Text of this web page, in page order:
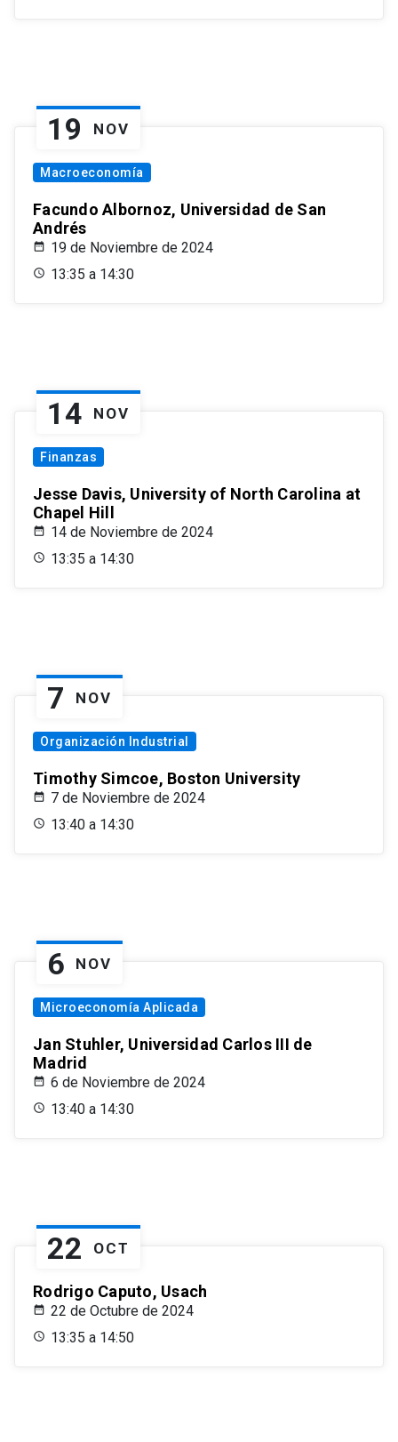
19 NOV
Macroeconomía
Facundo Albornoz, Universidad de San
Andrés
19 de Noviembre de 2024
13:35 a 14:30
14 NOV
Finanzas
Jesse Davis, University of North Carolina at
Chapel Hill
14 de Noviembre de 2024
13:35 a 14:30
7 NOV
Organización Industrial
Timothy Simcoe, Boston University
7 de Noviembre de 2024
13:40 a 14:30
6 NOV
Microeconomía Aplicada
Jan Stuhler, Universidad Carlos III de
Madrid
6 de Noviembre de 2024
13:40 a 14:30
22 OCT
Rodrigo Caputo, Usach
22 de Octubre de 2024
13:35 a 14:50